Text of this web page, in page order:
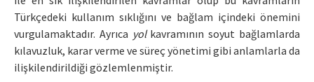
Türkçedeki kullanım sıklığını ve bağlam içindeki önemini
vurgulamaktadır. Ayrıca yolkavramının soyut bağlamlarda
kılavuzluk, karar verme ve süreç yönetimi gibi anlamlarla da
ilişkilendirildiği gözlemlenmiştir.